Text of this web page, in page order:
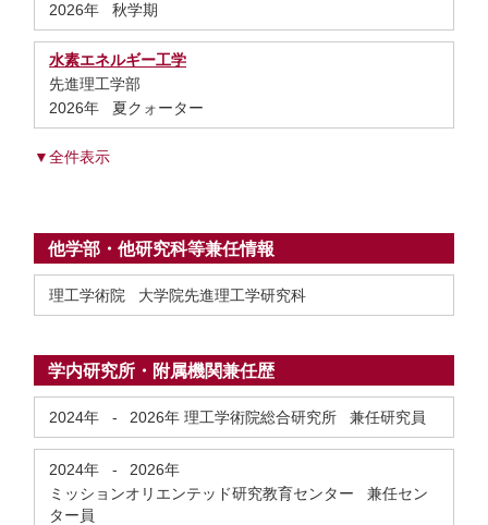
2026年 秋学期
水素エネルギー工学
先進理工学部
2026年 夏クォーター
▼全件表示
他学部・他研究科等兼任情報
理工学術院 大学院先進理工学研究科
学内研究所・附属機関兼任歴
2024年 - 2026年 理工学術院総合研究所 兼任研究員
2024年 -
2026年
ミッションオリエンテッド研究教育センター 兼任セン
ター員